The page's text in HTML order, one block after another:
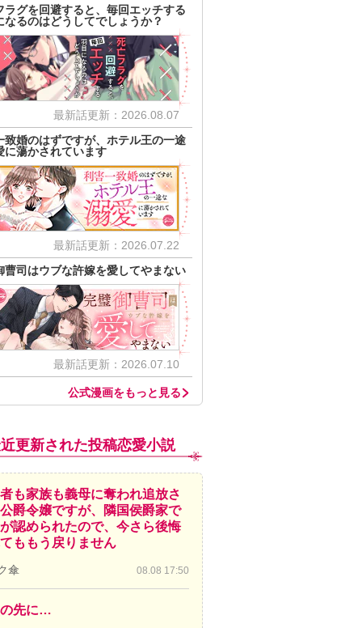
ラグを回避すると、毎回エッチする
なるのはどうしてでしょうか？
最新話更新：2026.08.07
致婚のはずですが、ホテル王の一途
に蕩かされています
最新話更新：2026.07.22
曹司はウブな許嫁を愛してやまない
最新話更新：2026.07.10
公式漫画をもっと見る
更新された投稿恋愛小説
も家族も義母に奪われ追放さ
爵令嬢ですが、隣国侯爵家で
認められたので、今さら後悔
ももう戻りません
傘 08.08 17:50
先に…